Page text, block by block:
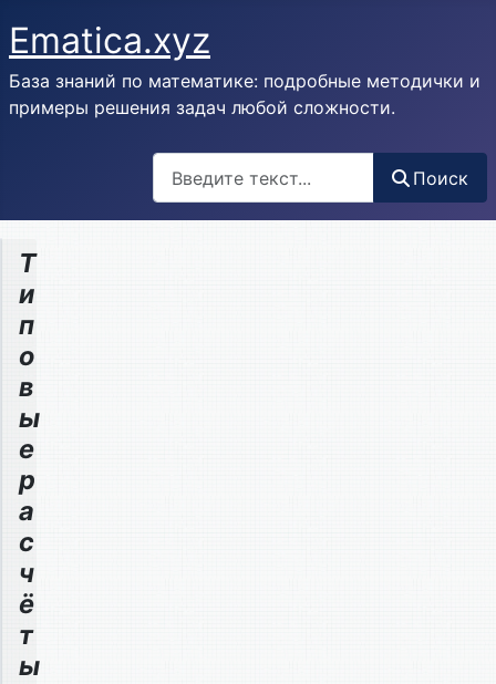
Ematica.xyz
База знаний по математике: подробные методички и
примеры решения задач любой сложности.
Поиск
Т
и
п
о
в
ы
е
р
а
с
ч
ё
т
ы